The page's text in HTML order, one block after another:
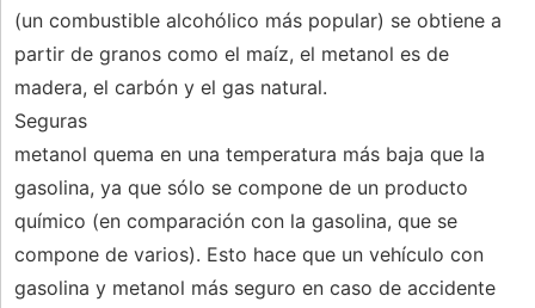
(un combustible alcohólico más popular) se obtiene a
partir de granos como el maíz, el metanol es de
madera, el carbón y el gas natural.
Seguras
metanol quema en una temperatura más baja que la
gasolina, ya que sólo se compone de un producto
químico (en comparación con la gasolina, que se
compone de varios). Esto hace que un vehículo con
gasolina y metanol más seguro en caso de accidente